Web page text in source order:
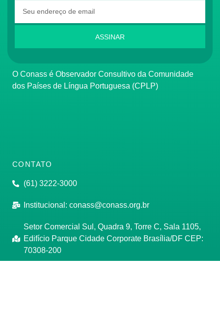
ASSINAR
O Conass é Observador Consultivo da Comunidade
dos Países de Língua Portuguesa (CPLP)
CONTATO
(61) 3222-3000
Institucional: conass@conass.org.br
Setor Comercial Sul, Quadra 9, Torre C, Sala 1105,
Edifício Parque Cidade Corporate Brasília/DF CEP:
70308-200